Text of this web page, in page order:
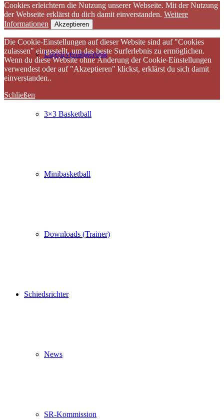
Lizenzverlängerung
3×3 Basketball
Minibasketball
Downloads (Trainer)
Schiedsrichter
News
SR-Kommission
Cookies erleichtern die Nutzung unserer Webseite. Mit der Nutzung
der Webseite erklärst du dich damit einverstanden. Weitere
Informationen
Akzeptieren
Die Cookie-Einstellungen auf dieser Website sind auf "Cookies
zulassen" eingestellt, um das beste Surferlebnis zu ermöglichen.
Wenn du diese Website ohne Änderung der Cookie-Einstellungen
verwendest oder auf "Akzeptieren" klickst, erklärst du sich damit
einverstanden..
Schließen